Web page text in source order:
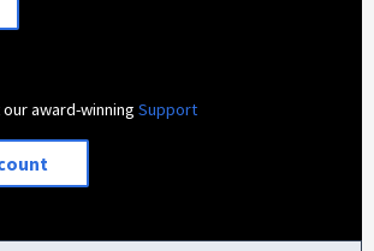
award-winningSupport